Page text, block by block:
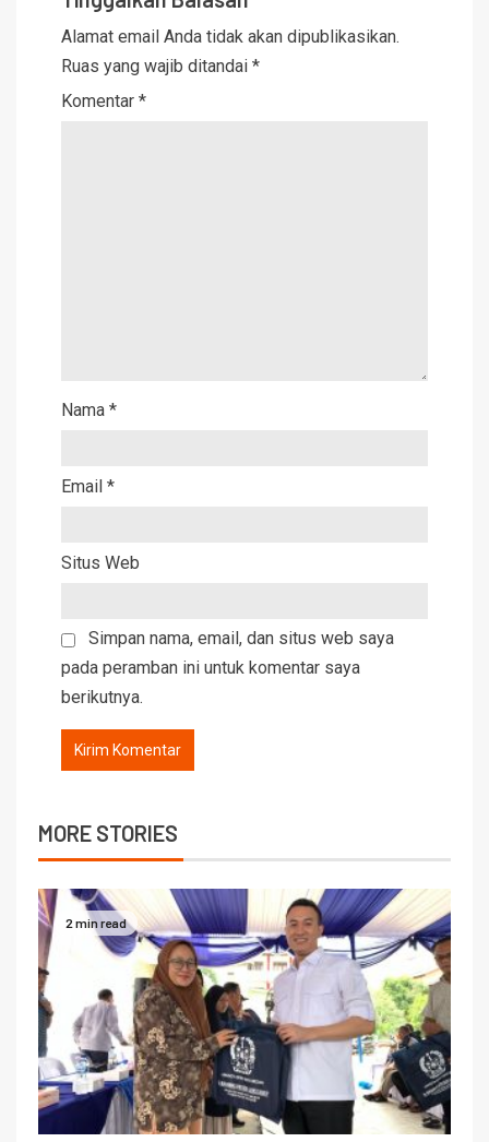
Alamat email Anda tidak akan dipublikasikan.
Ruas yang wajib ditandai *
Komentar *
Nama *
Email *
Situs Web
Simpan nama, email, dan situs web saya
pada peramban ini untuk komentar saya
berikutnya.
MORE STORIES
2 min read